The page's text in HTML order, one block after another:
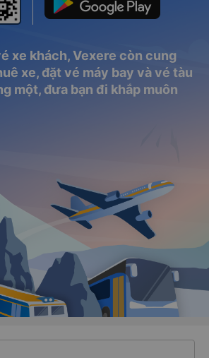
xe khách, Vexere còn cung
xe, đặt vé máy bay và vé tàu
một, đưa bạn đi khắp muôn